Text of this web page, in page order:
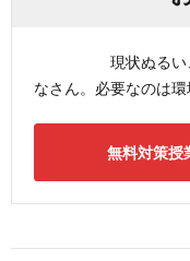
現状ぬるい、改
なさん。必要なのは環
無料対策